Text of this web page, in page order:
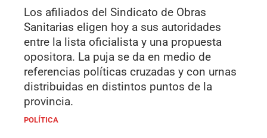
Los afiliados del Sindicato de Obras
Sanitarias eligen hoy a sus autoridades
entre la lista oficialista y una propuesta
opositora. La puja se da en medio de
referencias políticas cruzadas y con urnas
distribuidas en distintos puntos de la
provincia.
POLÍTICA